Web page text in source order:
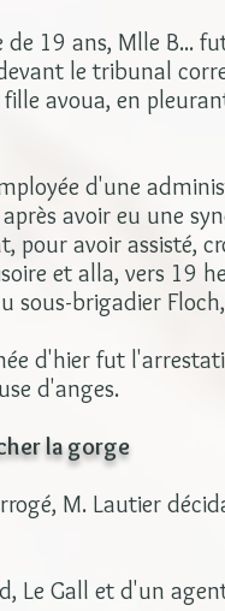
de 19 ans, Mlle B...
le tribunal
avoua, en
d'une
avoir eu une
pour avoir assisté,
et alla, vers 19
sous-brigadier
d'hier fut
d'anges.
la gorge
M. Lautier
Le Gall et d'un